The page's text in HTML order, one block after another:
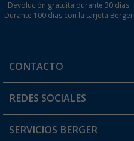
Devolución gratuita durante 30 días
Durante 100 días con la tarjeta Berger
CONTACTO
Horario de atención al cliente:
¿Tienes alguna duda?
REDES SOCIALES
SERVICIOS BERGER